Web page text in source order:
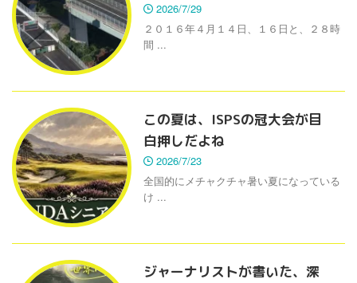
2026/7/29
２０１６年４月１４日、１６日と、２８時
間 ...
この夏は、ISPSの冠大会が目
白押しだよね
2026/7/23
全国的にメチャクチャ暑い夏になっている
け ...
ジャーナリストが書いた、深